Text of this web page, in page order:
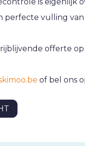
is eigenlijk
perfecte vulling
offerte
of bel ons